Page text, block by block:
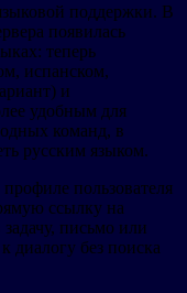
поддержки. В
появилась
теперь
испанском,
и
удобным для
команд, в
русским языком.
пользователя
ссылку на
письмо или
диалогу без поиска